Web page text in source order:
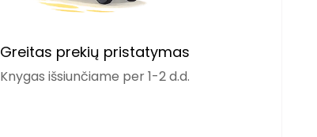
Greitas prekių pristatymas
Knygas išsiunčiame per 1-2 d.d.